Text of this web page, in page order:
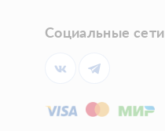
Социальные сети